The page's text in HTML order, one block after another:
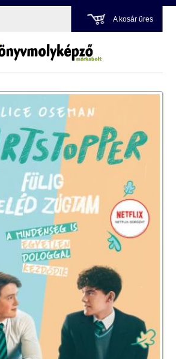
A kosár üres